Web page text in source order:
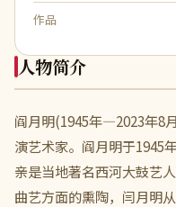
作品
人物简介
阎月明(1945年—2023年8
演艺术家。阎月明于1945
亲是当地著名西河大鼓艺
曲艺方面的熏陶，闫月明